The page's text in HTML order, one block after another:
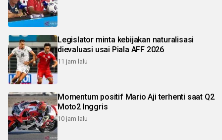
Legislator minta kebijakan naturalisasi
dievaluasi usai Piala AFF 2026
11 jam lalu
Momentum positif Mario Aji terhenti saat Q2
Moto2 Inggris
10 jam lalu